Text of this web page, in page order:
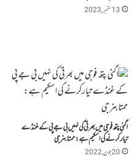
13 ستمبر, 2023
اگنی پتھ فوجی میں بھرتی کی نہیں بی جے پی کے غنڈے
تیارکرنے کی اسکیم ہے: ممتابنر جی
20 جون, 2022